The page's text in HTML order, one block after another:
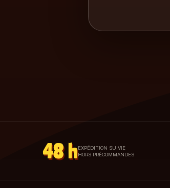
48 hEXPÉDITION SUIVIE
HORS PRÉCOMMANDES